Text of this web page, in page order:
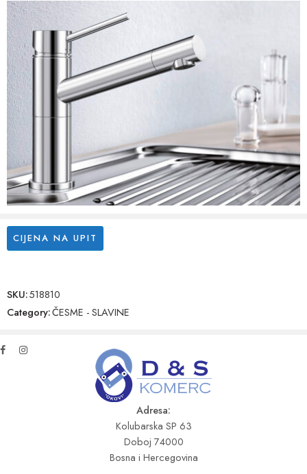
CIJENA NA UPIT
SKU:518810
Category:ČESME - SLAVINE
Adresa:
Kolubarska SP 63
Doboj 74000
Bosna i Hercegovina